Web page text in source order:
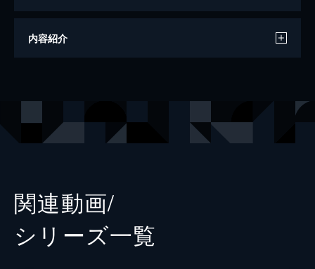
原作
レーベル 電撃ムック
内容紹介
関連動画/
シリーズ⼀覧